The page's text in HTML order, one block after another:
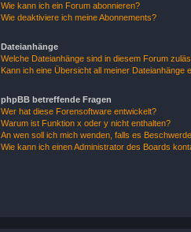
Wie kann ich ein Forum abonnieren?
Wie deaktiviere ich meine Abonnements?
Dateianhänge
Welche Dateianhänge sind in diesem Forum
Kann ich eine Übersicht all meiner Dateianhänge
phpBB betreffende Fragen
Wer hat diese Forensoftware entwickelt?
Warum ist Funktion x oder y nicht enthalten?
An wen soll ich mich wenden, falls es
Wie kann ich einen Administrator des Boards